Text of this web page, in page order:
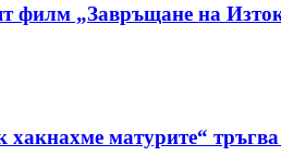
филм „Завръщане на
матурите“